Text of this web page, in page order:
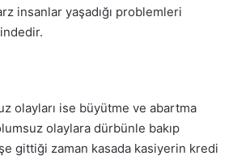
insanlar yaşadığı problemleri
olayları ise büyütme ve abartma
olaylara dürbünle bakıp
gittiği zaman kasada kasiyerin kredi